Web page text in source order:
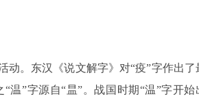
动。东汉《说文解字》对“疫”字作出了
温”字源自“昷”。战国时期“温”字开始